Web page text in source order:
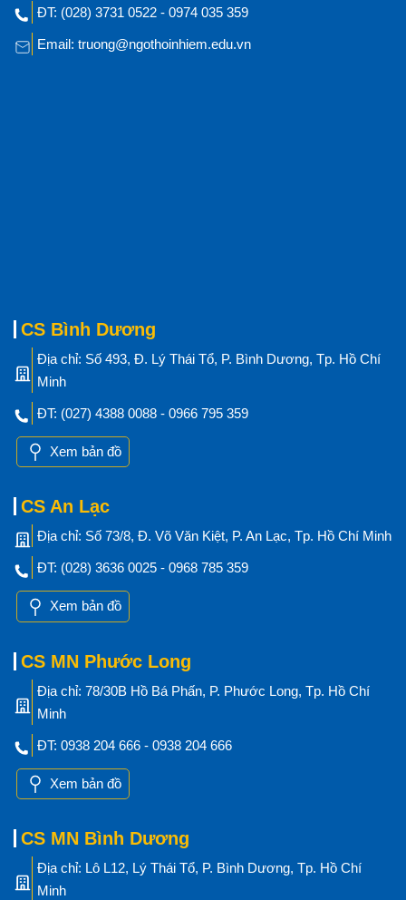
ĐT: (028) 3731 0522 - 0974 035 359
Email: truong@ngothoinhiem.edu.vn
CS Bình Dương
Địa chỉ: Số 493, Đ. Lý Thái Tổ, P. Bình Dương, Tp. Hồ Chí
Minh
ĐT: (027) 4388 0088 - 0966 795 359
Xem bản đồ
CS An Lạc
Địa chỉ: Số 73/8, Đ. Võ Văn Kiệt, P. An Lạc, Tp. Hồ Chí Minh
ĐT: (028) 3636 0025 - 0968 785 359
Xem bản đồ
CS MN Phước Long
Địa chỉ: 78/30B Hồ Bá Phấn, P. Phước Long, Tp. Hồ Chí
Minh
ĐT: 0938 204 666 - 0938 204 666
Xem bản đồ
CS MN Bình Dương
Địa chỉ: Lô L12, Lý Thái Tổ, P. Bình Dương, Tp. Hồ Chí
Minh